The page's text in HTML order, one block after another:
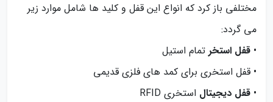
مختلفی باز کرد که انواع این قفل و کلید ها شامل موارد زیر
می گردد:
• قفل استخر تمام استیل
• قفل استخری برای کمد های فلزی قدیمی
• قفل دیجیتال استخری RFID